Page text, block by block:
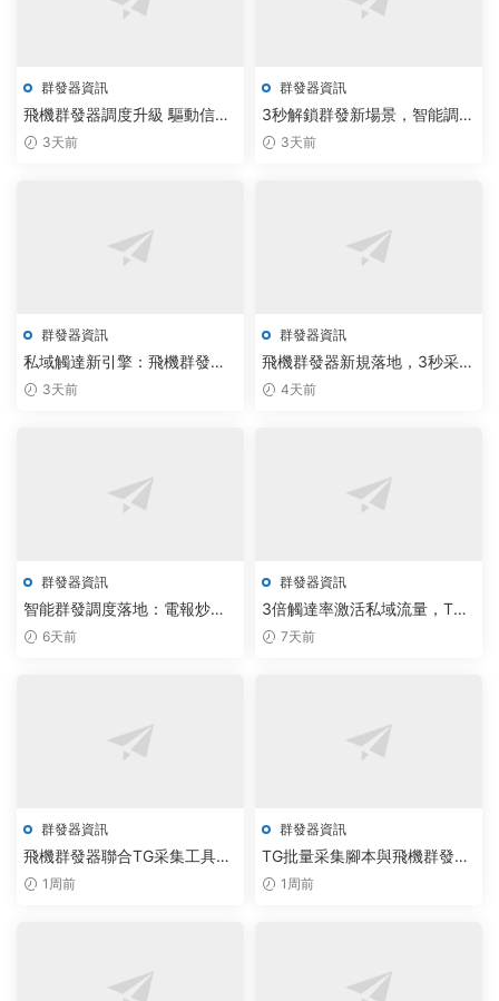
群發器資訊
飛機群發器調度升級 驅動信息
鏈路智能化躍遷
3天前
群發器資訊
3秒解鎖群發新場景，智能調度
提升70%觸達效率
3天前
群發器資訊
私域觸達新引擎：飛機群發器
部署大模型調度，批量私信效
3天前
群發器資訊
飛機群發器新規落地，3秒采集
調度電報私信系統提效40%
4天前
群發器資訊
智能群發調度落地：電報炒群
源碼工作室推雲原生自動化方
6天前
群發器資訊
3倍觸達率激活私域流量，TG
協議定制群發器重塑營銷鏈路
7天前
群發器資訊
飛機群發器聯合TG采集工具免
費版，加速智能通信系統自動
1周前
群發器資訊
TG批量采集腳本與飛機群發器
落地雲原生架構，Telegram網
1周前